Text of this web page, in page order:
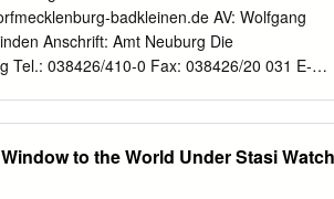
AV: Wolfgang
Anschrift: Amt Neuburg Die
038426/410‐0 Fax: 038426/20 031 E‐
die amtsangehörige Stadt Neukloster
Stadt Neukloster Der Bürgermeister
to the World Under Stasi